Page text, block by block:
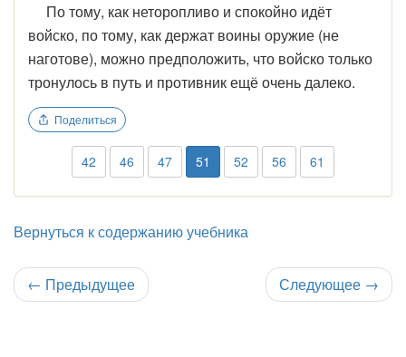
По тому, как неторопливо и спокойно идёт
войско, по тому, как держат воины оружие (не
наготове), можно предположить, что войско только
тронулось в путь и противник ещё очень далеко.
Поделиться
42 46 47 51 52 56 61
Вернуться к содержанию учебника
← Предыдущее Следующее →